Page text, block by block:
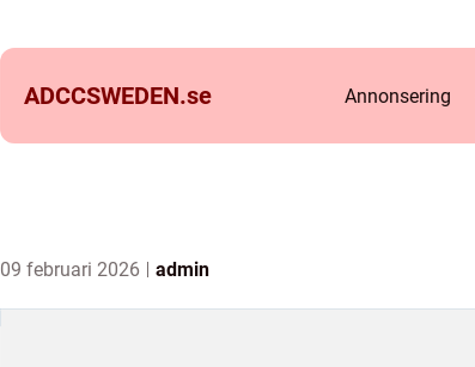
ADCCSWEDEN.se Annonsering
09 februari 2026 admin